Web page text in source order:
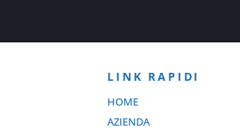
LINK RAPIDI
HOME
AZIENDA